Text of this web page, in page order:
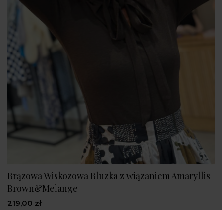
Brązowa Wiskozowa Bluzka z wiązaniem Amaryllis
Brown&Melange
219,00 zł